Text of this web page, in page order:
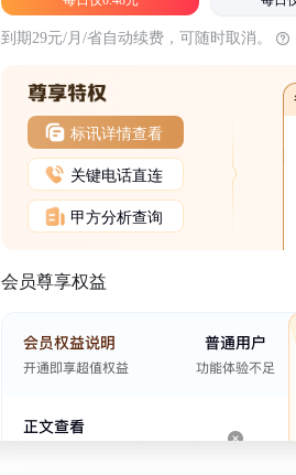
到期29元/月/省自动续费，可随时取消。
标讯详情查看
关键电话直连
甲方分析查询
会员尊享权益